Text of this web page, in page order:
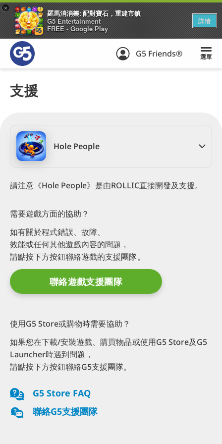
羅馬消消樂: 配對寶石，重建市鎮
G5 Entertainment
FREE - Google Play
詳情
+
G5 Friends® 選單
支援
Hole People
請注意《Hole People》是由ROLLIC直接開發及支援。
需要遊戲方面的協助？
如有關於程式錯誤、故障、
效能或任何其他遊戲內容的問題，
請點按下方按鈕聯絡遊戲的支援團隊。
聯絡遊戲支援團隊
使用G5 Store或購物時需要協助？
如果您在下載/安裝遊戲、購買物品或使用G5 Store及G5
Launcher時遇到問題，
請點按下方按鈕聯絡G5支援團隊。
G5 Store FAQ
聯絡G5支援團隊